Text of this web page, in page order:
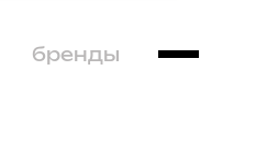
бренды